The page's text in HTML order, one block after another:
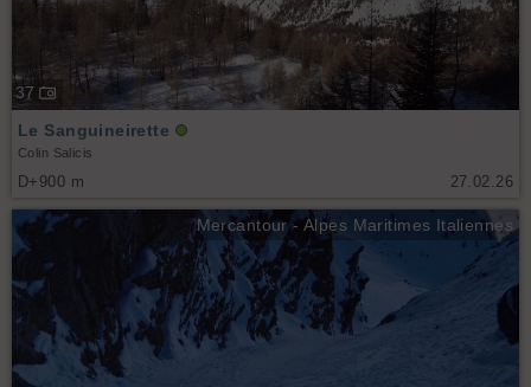
37
27.02.26
Le Sanguineirette
Colin Salicis
D+900 m
Mercantour - Alpes Maritimes Italiennes